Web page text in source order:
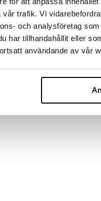
trafik. Vi
och analysföretag
har tillhandahållit eller
användande av vår
lahjoja luo
luomiseksi. Spoden
ja kuusi.